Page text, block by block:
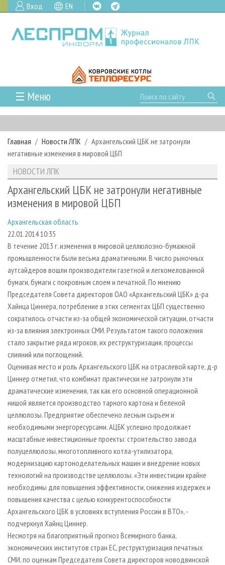
Вход EN
☰ Меню
ГЛАВНАЯ
РУБРИКИ И ТЕМЫ
РУБРИКИ ЖУРНАЛА
ЛЕСОЗАГОТОВКА
ЛЕСОПИЛЕНИЕ
СУШКА ДРЕВЕСИНЫ
ПРОИЗВОДСТВО ДРЕВЕСНЫХ ПЛИТ
ДЕРЕВЯННОЕ ДОМОСТРОЕНИЕ
ПРОИЗВОДСТВО МЕБЕЛИ
БИОЭНЕРГЕТИКА
ЦБП
ИНСТРУМЕНТ И МАТЕРИАЛЫ
НОВОСТИ
НОВОСТИ ЛПК
НОВОСТИ ЖУРНАЛА
ПРОЕКТЫ ЛПИ
АНАЛИТИКА
ПРЕДПРИЯТИЯ ЛПК
ПЕРСОНЫ
МОБИЛЬНЫЕ ВЫСТАВКИ
ОФИЦИАЛЬНЫЕ ДЕЛЕГАЦИИ
ПРИОРИТЕТНЫЕ ИНВЕСТПРОЕКТЫ
RUSSIAN FORESTRY REVIEW
ГАЗЕТА ЛЕСПРОМФОРУМ
БИБЛИОТЕКА СПЕЦИАЛИСТА
АРХИВ ЖУРНАЛОВ
О ЖУРНАЛЕ
ПОДПИСКА
КОНТАКТЫ
РЕКЛАМОДАТЕЛЯМ
РЕКЛАМА
РЕКЛАМА НА САЙТЕ
Главная Новости ЛПК
Архангельский ЦБК не затронули
негативные изменения в мировой ЦБП
НОВОСТИ ЛПК
Архангельский ЦБК не затронули негативные
изменения в мировой ЦБП
Архангельская область
22.01.2014 10:35
В течение 2013 г. изменения в мировой целлюлозно-бумажной
промышленности были весьма драматичными. В число рыночных
аутсайдеров вошли производители газетной и легкомелованной
бумаги, бумаги с покровным слоем и печатной. По мнению
Председателя Совета директоров ОАО «Архангельский ЦБК» д-ра
Хайнца Циннера, потребление в этих сегментах ЦБП существенно
сократилось отчасти из-за общей экономической ситуации, отчасти
из-за влияния электронных СМИ. Результатом такого положения
стало закрытие ряда игроков, их реструктуризация, процессы
слияний или поглощений.
Оценивая место и роль Архангельского ЦБК на отраслевой карте, д-р
Циннер отметил, что комбинат практически не затронули эти
драматические изменения, так как его основной операционной
нишой является производство тарного картона и беленой
целлюлозы. Предприятие обеспечено лесным сырьем и
необходимыми энергоресурсами. АЦБК успешно продолжает
масштабные инвестиционные проекты: строительство завода
полуцеллюлозы, многотопливного котла-утилизатора,
модернизацию картоноделательных машин и внедрение новых
технологий на производстве целлюлозы. «Эти инвестиции крайне
необходимы для повышения эффективности, снижения издержек и
повышения качества с целью конкурентоспособности
Архангельского ЦБК в условиях вступления России в ВТО», -
подчеркнул Хайнц Циннер.
Несмотря на благоприятный прогноз Всемирного банка,
экономических институтов стран ЕС, реструктуризация печатных
СМИ, по оценкам Председателя Совета директоров новодвинской